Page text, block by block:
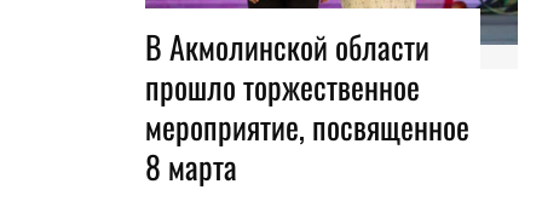
В Акмолинской области
прошло торжественное
мероприятие, посвященное
8 марта